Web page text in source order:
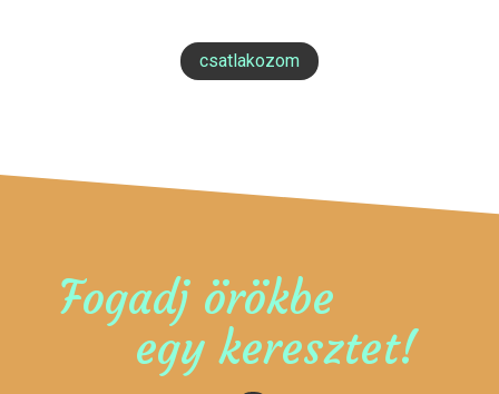
csatlakozom
Fogadj örökbe
egy keresztet!